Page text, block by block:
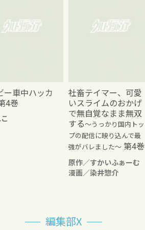
ー車中ハッカ
4巻
社畜テイマー、可愛
いスライムのおかげ
で無自覚なまま無双
する～うっかり国内トッ
プの配信に映り込んで最
強がバレました～ 第4巻
原作／すかいふぁーむ
漫画／染井惣介
編集部X